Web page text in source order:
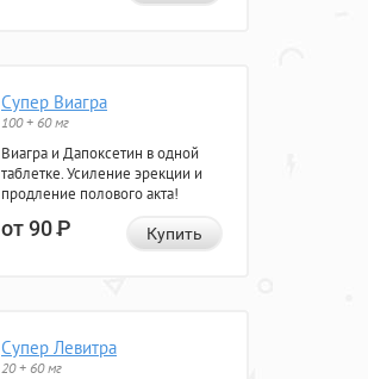
Супер Виагра
100 + 60 мг
Виагра и Дапоксетин в одной
таблетке. Усиление эрекции и
продление полового акта!
от 90Р Купить
Супер Левитра
20 + 60 мг